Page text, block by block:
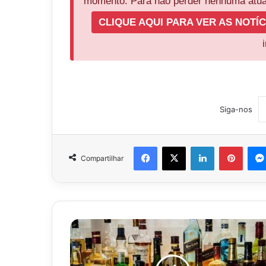
CLIQUE AQUI PARA VER AS
Siga-nos
Compartilhar
Facebook
X Linkedin
Mulher
desmaia
ao
ser